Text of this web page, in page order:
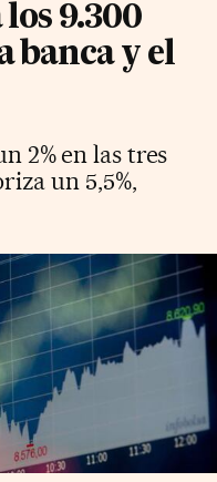
9.300
banca y el
2% en las tres
un 5,5%,